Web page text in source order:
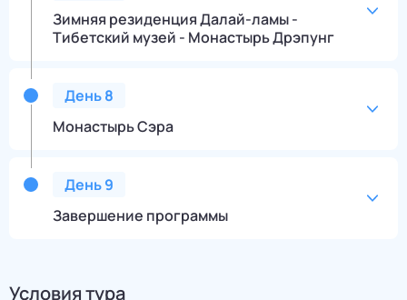
Зимняя резиденция Далай-ламы -
Тибетский музей - Монастырь Дрэпунг
День8
Монастырь Сэра
День9
Завершение программы
Условия тура